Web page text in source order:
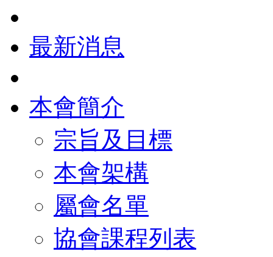
最新消息
本會簡介
宗旨及目標
本會架構
屬會名單
協會課程列表